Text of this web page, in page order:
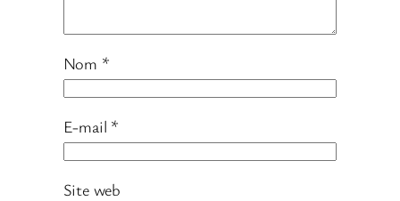
Nom *
E-mail *
Site web